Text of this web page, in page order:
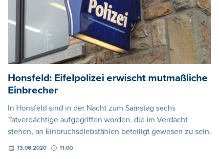
Honsfeld: Eifelpolizei erwischt mutmaßliche
Einbrecher
In Honsfeld sind in der Nacht zum Samstag sechs
Tatverdächtige aufgegriffen worden, die im Verdacht
stehen, an Einbruchsdiebstählen beteiligt gewesen zu sein.
13.06.2020 11:00